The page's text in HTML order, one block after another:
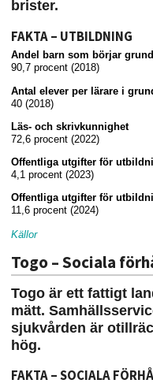
brister.
FAKTA – UTBILDNING
Andel barn som börjar
90,7 procent (2018)
Antal elever per lärare i
40 (2018)
Läs- och skrivkunnighet
72,6 procent (2022)
Offentliga utgifter för
4,1 procent (2023)
Offentliga utgifter för
11,6 procent (2024)
Källor
Togo – Sociala
Togo är ett fattigt
mätt.
sjukvården är
hög.
FAKTA – SOCIALA